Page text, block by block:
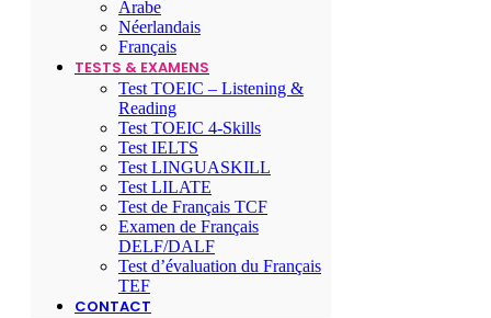
Arabe
Néerlandais
Français
TESTS & EXAMENS
Test TOEIC – Listening &
Reading
Test TOEIC 4-Skills
Test IELTS
Test LINGUASKILL
Test LILATE
Test de Français TCF
Examen de Français
DELF/DALF
Test d’évaluation du Français
TEF
CONTACT